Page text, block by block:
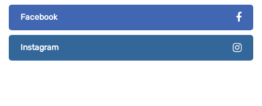
Facebook
Instagram